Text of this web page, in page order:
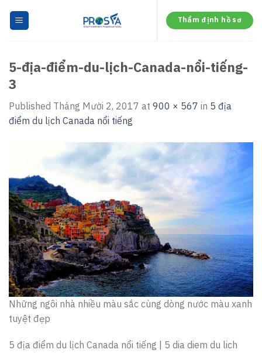
Thẩm định hồ sơ
5-địa-điểm-du-lịch-Canada-nổi-tiếng-
3
Published Tháng Mười 2, 2017 at 900 × 567 in 5 địa
điểm du lịch Canada nổi tiếng
Những ngôi nhà nhiều màu sắc cùng dòng nước màu xanh
tuyệt đẹp
5 địa điểm du lịch Canada nổi tiếng | 5 dia diem du lich